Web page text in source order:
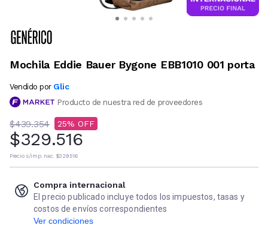
Mochila Eddie Bauer Bygone EBB1010 001 porta
Vendido por Glic
Producto de nuestra red de proveedores
$439.354 25
$329.516
Precio s/imp. nac. $329.516
Compra internacional
El precio publicado incluye todos los impuestos, tasas y
costos de envíos correspondientes
Ver condiciones